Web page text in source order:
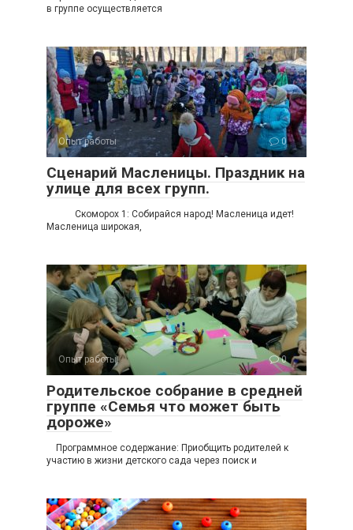
в группе осуществляется
Опыт работы 0
Сценарий Масленицы. Праздник на
улице для всех групп.
Скоморох 1: Собирайся народ! Масленица идет!
Масленица широкая,
Опыт работы 0
Родительское собрание в средней
группе «Семья что может быть
дороже»
Программное содержание: Приобщить родителей к
участию в жизни детского сада через поиск и